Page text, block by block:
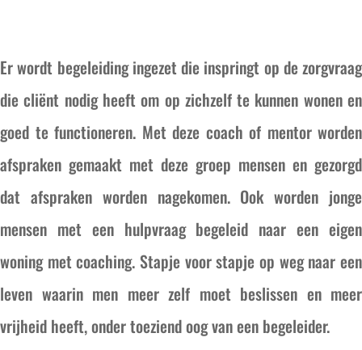
Er wordt begeleiding ingezet die inspringt op de zorgvraag
die cliënt nodig heeft om op zichzelf te kunnen wonen en
goed te functioneren. Met deze coach of mentor worden
afspraken gemaakt met deze groep mensen en gezorgd
dat afspraken worden nagekomen. Ook worden jonge
mensen met een hulpvraag begeleid naar een eigen
woning met coaching. Stapje voor stapje op weg naar een
leven waarin men meer zelf moet beslissen en meer
vrijheid heeft, onder toeziend oog van een begeleider.